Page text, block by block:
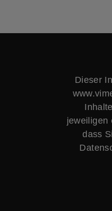
Dieser
jeweiligen
dass